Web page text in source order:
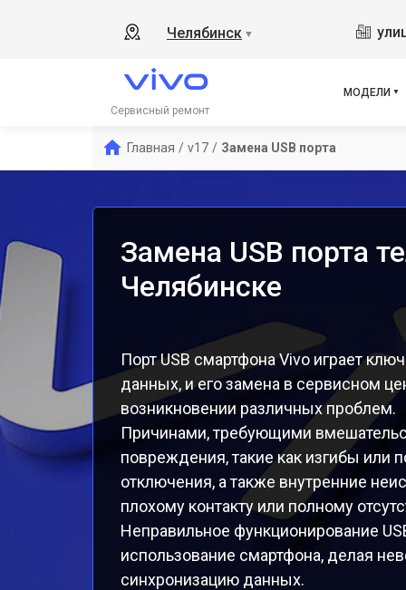
Челябинск ▼
Сервисный ремонт
МОДЕЛИV23e
Y12
Главная / v17 / Замена USB порта
Замена USB порта
Челябинске
Порт USB смартфона Vivo играет
данных, и его замена в сервисном
возникновении различных проблем.
Причинами, требующими
повреждения, такие как изгибы или
отключения, а также внутренние
плохому контакту или полному
Неправильное функционирование
использование смартфона, делая
синхронизацию данных.